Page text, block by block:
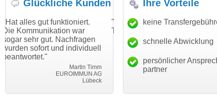
Glückliche Kunden
war
Nachfragen
und individuell
"Danke für den schnellen
Transfer und guten Service!"
Thomas Schäfer
i can eckert communication GmbH
"Ich bin
haben. Die
mein
Ihre Vorteile
keine
schnelle Abwicklung
persönlicher
partner